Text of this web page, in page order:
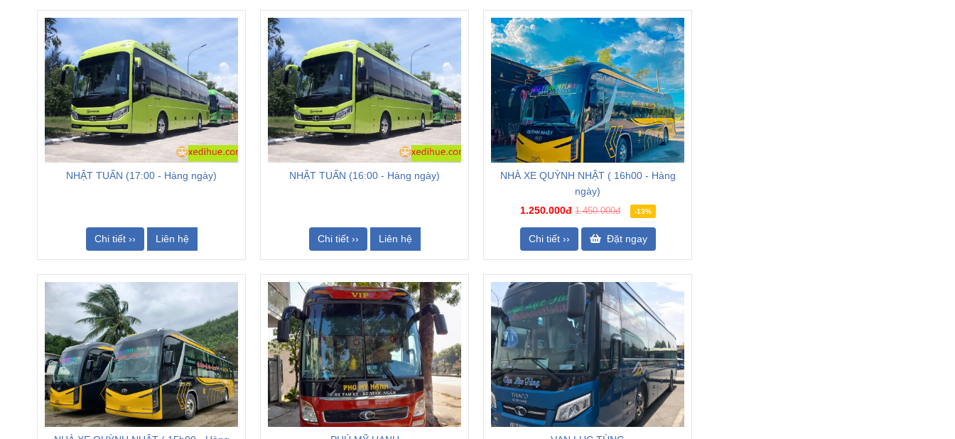
NHẬT TUẤN (17:00 - Hàng ngày)
Chi tiết ›› Liên hệ
NHẬT TUẤN (16:00 - Hàng ngày)
Chi tiết ›› Liên hệ
NHÀ XE QUỲNH NHẬT ( 16h00 - Hàng
ngày)
1.250.000đ 1.450.000đ -13%
Chi tiết ›› Đặt ngay